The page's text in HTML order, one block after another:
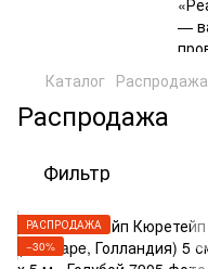
Каталог Распродажа
Распродажа
Фильтр
РАСПРОДАЖА
−30%